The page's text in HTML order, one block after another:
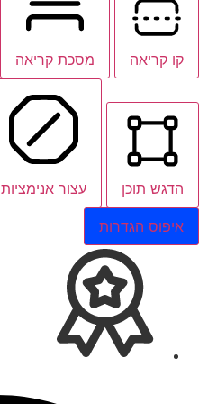
קו קריאה מסכת קריאה
הדגש תוכן עצור אנימציות
איפוס הגדרות